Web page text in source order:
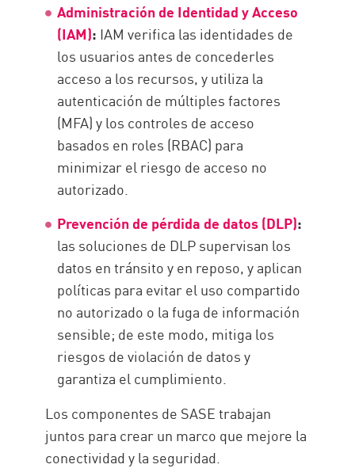
Administración de Identidad y Acceso
(IAM): IAM verifica las identidades de
los usuarios antes de concederles
acceso a los recursos, y utiliza la
autenticación de múltiples factores
(MFA) y los controles de acceso
basados en roles (RBAC) para
minimizar el riesgo de acceso no
autorizado.
Prevención de pérdida de datos (DLP):
las soluciones de DLP supervisan los
datos en tránsito y en reposo, y aplican
políticas para evitar el uso compartido
no autorizado o la fuga de información
sensible; de este modo, mitiga los
riesgos de violación de datos y
garantiza el cumplimiento.
Los componentes de SASE trabajan
juntos para crear un marco que mejore la
conectividad y la seguridad.